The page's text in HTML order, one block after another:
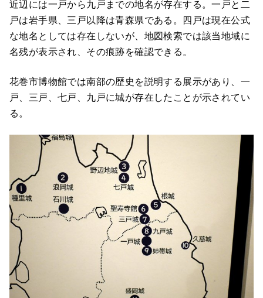
近辺には一戸から九戸までの地名が存在する。一戸と二
戸は岩手県、三戸以降は青森県である。四戸は現在公式
な地名としては存在しないが、地図検索では該当地域に
名残が表示され、その痕跡を確認できる。
花巻市博物館では南部の歴史を説明する展示があり、一
戸、三戸、七戸、九戸に城が存在したことが示されてい
る。